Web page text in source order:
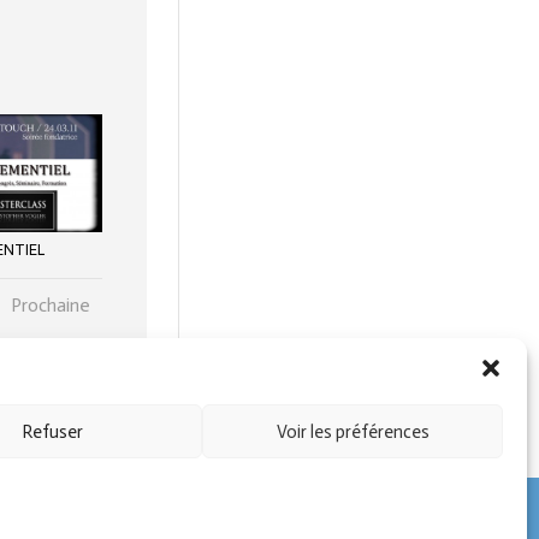
Refuser Voir les préférences
Prochaine